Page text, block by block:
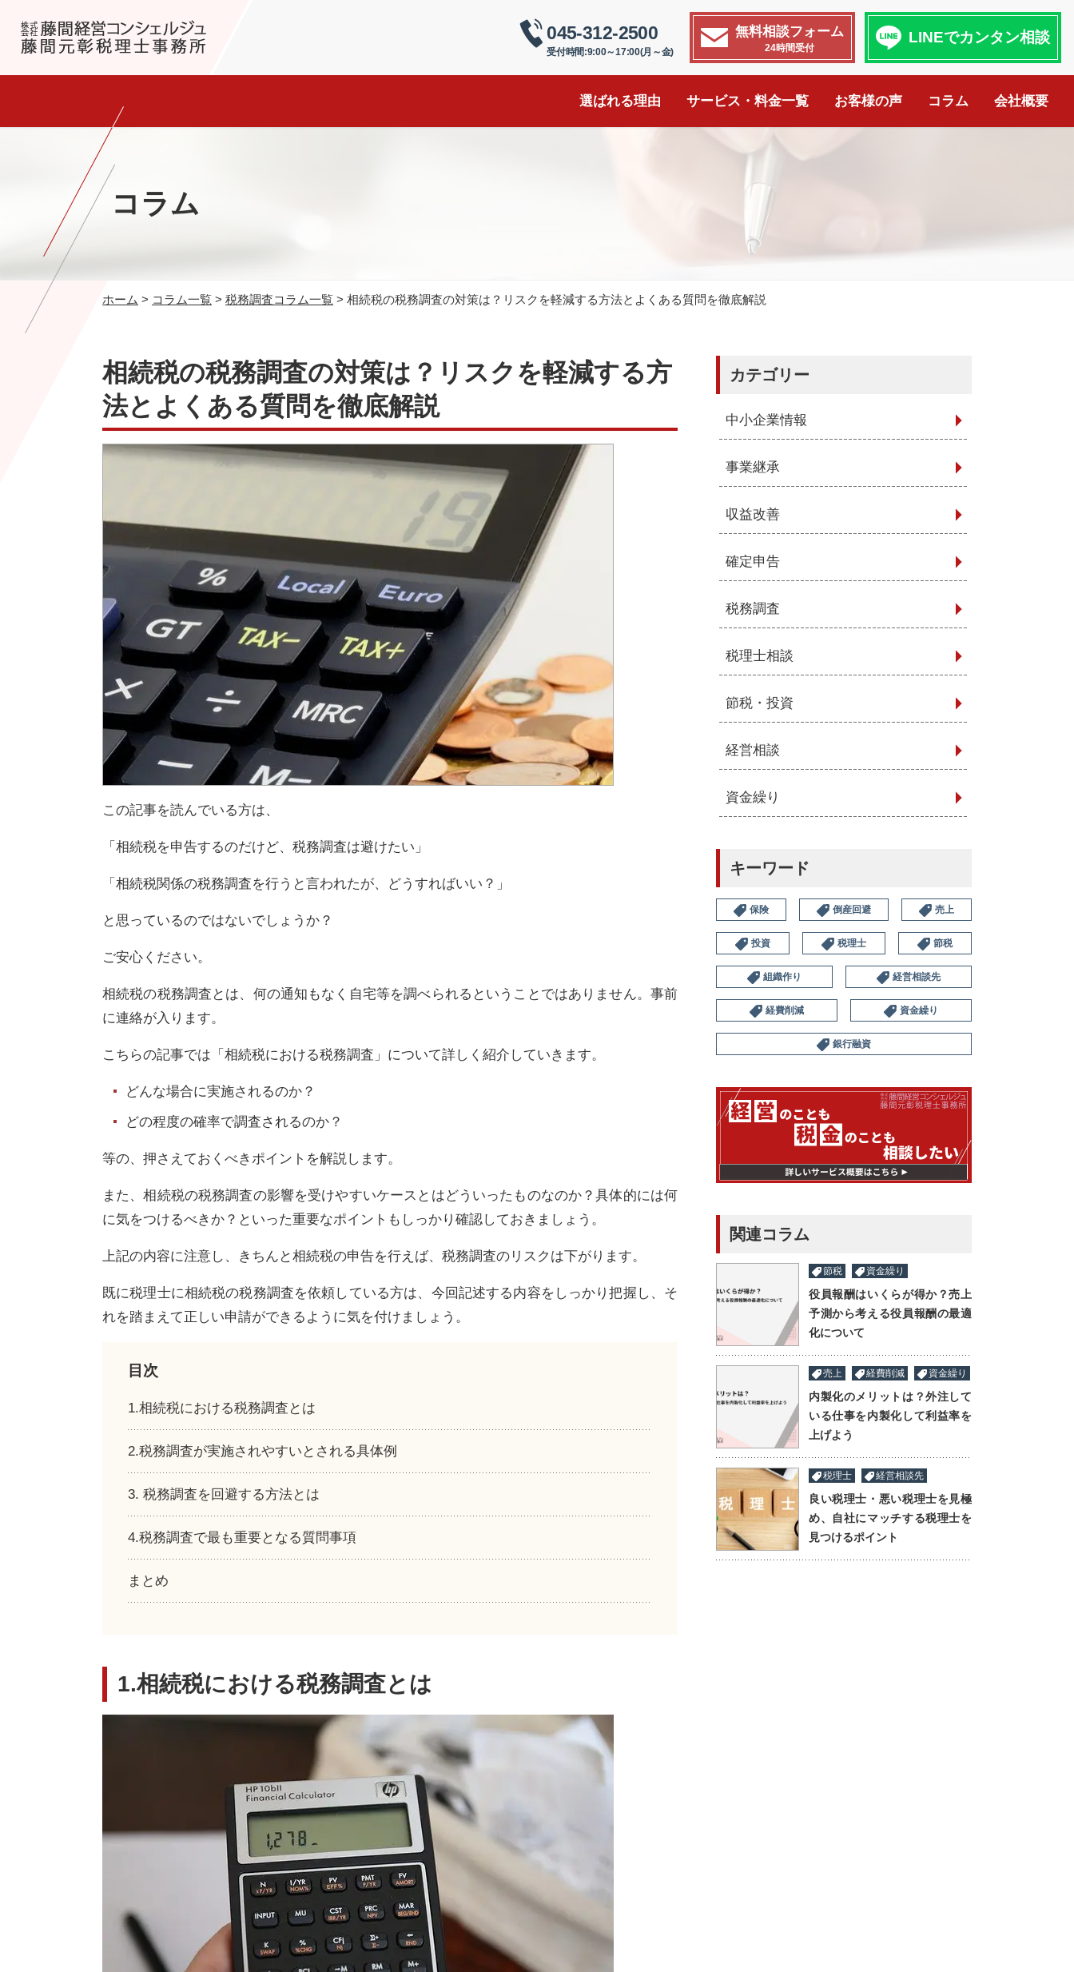
045-312-2500
受付時間:9:00～17:00(月～金)
無料相談フォーム
24時間受付
LINEでカンタン相談
選ばれる理由 サービス・料金一覧 お客様の声 コラム 会社概要
コラム
ホーム > コラム一覧 > 税務調査コラム一覧 > 相続税の税務調査の対策は？リスクを軽減する方法とよくある質問を徹底解説
相続税の税務調査の対策は？リスクを軽減する方
法とよくある質問を徹底解説
この記事を読んでいる方は、
「相続税を申告するのだけど、税務調査は避けたい」
「相続税関係の税務調査を行うと言われたが、どうすればいい？」
と思っているのではないでしょうか？
ご安心ください。
相続税の税務調査とは、何の通知もなく自宅等を調べられるということではありません。事前
に連絡が入ります。
こちらの記事では「相続税における税務調査」について詳しく紹介していきます。
どんな場合に実施されるのか？
どの程度の確率で調査されるのか？
等の、押さえておくべきポイントを解説します。
また、相続税の税務調査の影響を受けやすいケースとはどういったものなのか？具体的には何
に気をつけるべきか？といった重要なポイントもしっかり確認しておきましょう。
上記の内容に注意し、きちんと相続税の申告を行えば、税務調査のリスクは下がります。
既に税理士に相続税の税務調査を依頼している方は、今回記述する内容をしっかり把握し、そ
れを踏まえて正しい申請ができるように気を付けましょう。
目次
1.相続税における税務調査とは
2.税務調査が実施されやすいとされる具体例
3. 税務調査を回避する方法とは
4.税務調査で最も重要となる質問事項
まとめ
1.相続税における税務調査とは
カテゴリー
中小企業情報
事業継承
収益改善
確定申告
税務調査
税理士相談
節税・投資
経営相談
資金繰り
キーワード
保険 倒産回避 売上
投資 税理士 節税
組織作り 経営相談先
経費削減 資金繰り
銀行融資
関連コラム
節税 資金繰り
役員報酬はいくらが得か？売上
予測から考える役員報酬の最適
化について
売上 経費削減 資金繰り
内製化のメリットは？外注して
いる仕事を内製化して利益率を
上げよう
税理士 経営相談先
良い税理士・悪い税理士を見極
め、自社にマッチする税理士を
見つけるポイント